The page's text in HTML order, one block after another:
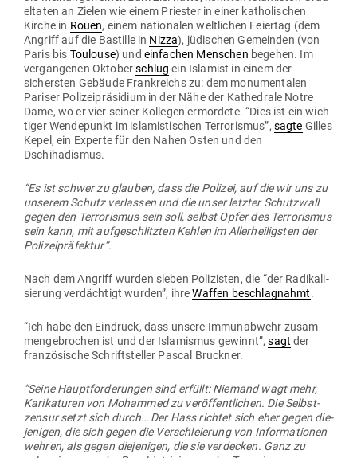
el­taten an Zielen wie einem Priester in einer katho­li­schen
Kirche in Rouen, einem natio­nalen welt­lichen Fei­ertag (dem
Angriff auf die Bas­tille in Nizza), jüdi­schen Gemeinden (von
Paris bis Tou­louse) und ein­fachen Men­schen begehen. Im
ver­gan­genen Oktoberschlug ein Islamist in einem der
sichersten Gebäude Frank­reichs zu: dem monu­men­talen
Pariser Poli­zei­prä­sidium in der Nähe der Kathe­drale Notre
Dame, wo er vier seiner Kol­legen ermordete. “Dies ist ein wich­
tiger Wen­de­punkt im isla­mis­ti­schen Ter­ro­rismus”, sagte Gilles
Kepel, ein Experte für den Nahen Osten und den
Dschihadismus.
“Es ist schwer zu glauben, dass die Polizei, auf die wir uns zu
unserem Schutz ver­lassen und die unser letzter Schutzwall
gegen den Ter­ro­rismus sein soll, selbst Opfer des Ter­ro­rismus
sein kann, mit auf­ge­schlitzten Kehlen im Aller­hei­ligsten der
Polizeipräfektur”.
Nach dem Angriff wurden sieben Poli­zisten, die “der Radi­ka­li­
sierung ver­dächtigt wurden”, ihreWaffen beschlag­nahmt.
“Ich habe den Ein­druck, dass unsere Immun­abwehr zusam­
men­ge­brochen ist und der Isla­mismus gewinnt”,sagt der
fran­zö­sische Schrift­steller Pascal Bruckner.
“Seine Haupt­for­de­rungen sind erfüllt: Niemand wagt mehr,
Kari­ka­turen von Mohammed zu ver­öf­fent­lichen. Die Selbst­
zensur setzt sich durch… Der Hass richtet sich eher gegen die­
je­nigen, die sich gegen die Ver­schleierung von Infor­ma­tionen
wehren, als gegen die­je­nigen, die sie ver­decken. Ganz zu